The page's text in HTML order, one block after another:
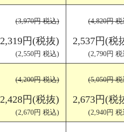
(3,970円 税込)
2,319円(税抜)
(2,550円 税込)
(4,820円
2,537円(税
(2,790円
(4,200円 税込)
2,428円(税抜)
(2,670円 税込)
(5,050円
2,673円(税
(2,940円